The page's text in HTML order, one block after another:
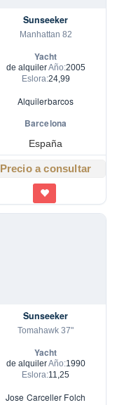
Sunseeker
Manhattan 82
Yacht
de alquilerAño:2005
Eslora:24,99
Alquilerbarcos
Barcelona
España
Precio a consultar
Sunseeker
Tomahawk 37"
Yacht
de alquilerAño:1990
Eslora:11,25
Jose Carceller Folch